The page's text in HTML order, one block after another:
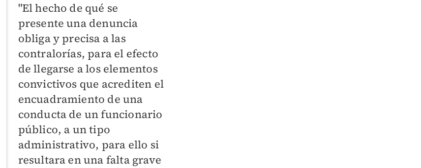
"El hecho de qué se
presente una denuncia
obliga y precisa a las
contralorías, para el efecto
de llegarse a los elementos
convictivos que acrediten el
encuadramiento de una
conducta de un funcionario
público, a un tipo
administrativo, para ello si
resultara en una falta grave